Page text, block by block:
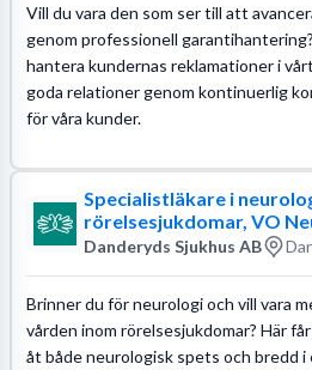
Vill du vara den som ser till att
genom professionell
hantera kundernas reklamationer i
goda relationer genom kontinuerlig
för våra kunder.
Specialistläkare i
rörelsesjukdomar, VO
Danderyds Sjukhus AB
Brinner du för neurologi och vill vara
vården inom rörelsesjukdomar? Här
åt både neurologisk spets och bredd i